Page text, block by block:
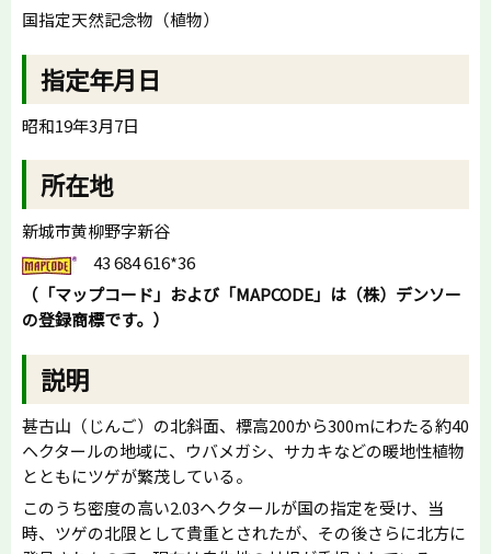
国指定天然記念物（植物）
指定年月日
昭和19年3月7日
所在地
新城市黄柳野字新谷
43 684 616*36
（「マップコード」および「MAPCODE」は（株）デンソー
の登録商標です。）
説明
甚古山（じんご）の北斜面、標高200から300mにわたる約40
ヘクタールの地域に、ウバメガシ、サカキなどの暖地性植物
とともにツゲが繁茂している。
このうち密度の高い2.03ヘクタールが国の指定を受け、当
時、ツゲの北限として貴重とされたが、その後さらに北方に